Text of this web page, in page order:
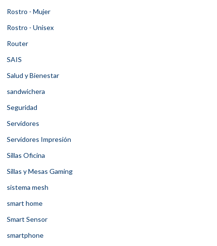
Rostro - Mujer
Rostro - Unisex
Router
SAIS
Salud y Bienestar
sandwichera
Seguridad
Servidores
Servidores Impresión
Sillas Oficina
Sillas y Mesas Gaming
sistema mesh
smart home
Smart Sensor
smartphone